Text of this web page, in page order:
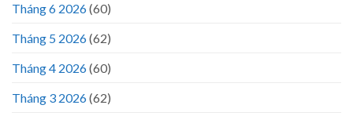
Tháng 6 2026(60)
Tháng 5 2026(62)
Tháng 4 2026(60)
Tháng 3 2026(62)